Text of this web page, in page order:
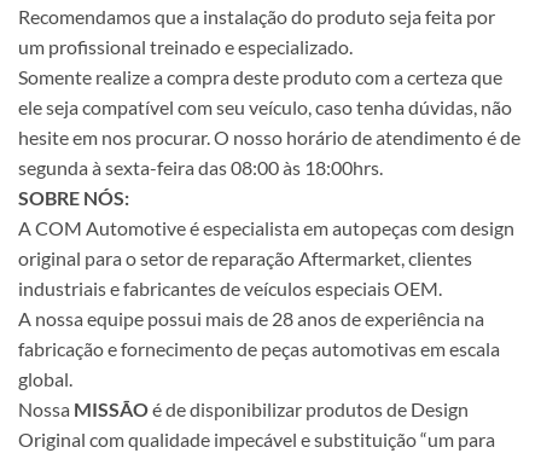
Recomendamos que a instalação do produto seja feita por
um profissional treinado e especializado.
Somente realize a compra deste produto com a certeza que
ele seja compatível com seu veículo, caso tenha dúvidas, não
hesite em nos procurar. O nosso horário de atendimento é de
segunda à sexta-feira das 08:00 às 18:00hrs.
SOBRE NÓS:
A COM Automotive é especialista em autopeças com design
original para o setor de reparação Aftermarket, clientes
industriais e fabricantes de veículos especiais OEM.
A nossa equipe possui mais de 28 anos de experiência na
fabricação e fornecimento de peças automotivas em escala
global.
Nossa MISSÃOé de disponibilizar produtos de Design
Original com qualidade impecável e substituição “um para